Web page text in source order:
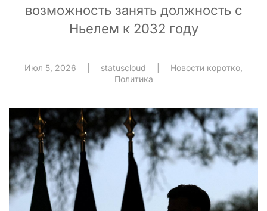
возможность занять должность с
Ньелем к 2032 году
Июл 5, 2026 statuscloud Новости коротко
Политика